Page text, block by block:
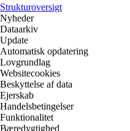
Strukturoversigt
Nyheder
Dataarkiv
Update
Automatisk opdatering
Lovgrundlag
Websitecookies
Beskyttelse af data
Ejerskab
Handelsbetingelser
Funktionalitet
Bæredygtighed